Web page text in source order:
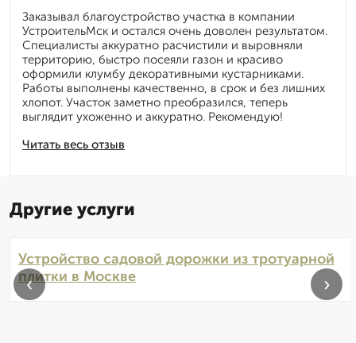
Читать весь отзыв
Заказывал благоустройство участка в компании
УстроительМск и остался очень доволен результатом.
Специалисты аккуратно расчистили и выровняли
территорию, быстро посеяли газон и красиво
оформили клумбу декоративными кустарниками.
Работы выполнены качественно, в срок и без лишних
хлопот. Участок заметно преобразился, теперь
выглядит ухоженно и аккуратно. Рекомендую!
Другие услуги
Устройство садовой дорожки из тротуарной
плитки в Москве
‹ ›